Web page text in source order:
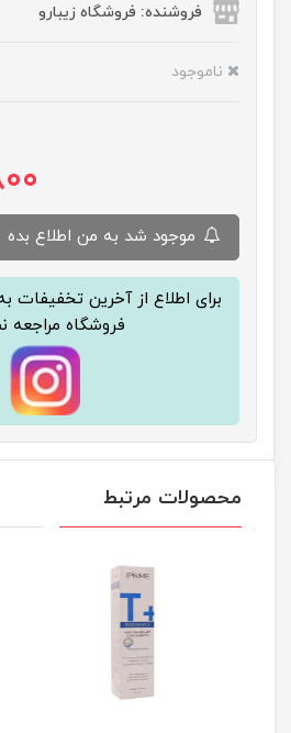
فروشنده: فروشگاه زیبارو
ناموجود
برای اطلاع از آخرین تخفیفات
فروشگاه مراجعه
محصولات مرتبط